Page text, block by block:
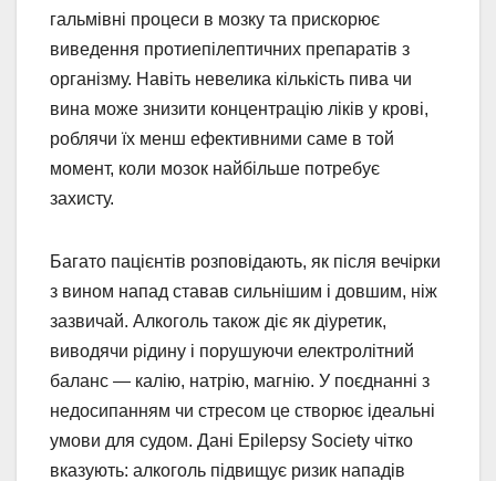
гальмівні процеси в мозку та прискорює
виведення протиепілептичних препаратів з
організму. Навіть невелика кількість пива чи
вина може знизити концентрацію ліків у крові,
роблячи їх менш ефективними саме в той
момент, коли мозок найбільше потребує
захисту.
Багато пацієнтів розповідають, як після вечірки
з вином напад ставав сильнішим і довшим, ніж
зазвичай. Алкоголь також діє як діуретик,
виводячи рідину і порушуючи електролітний
баланс — калію, натрію, магнію. У поєднанні з
недосипанням чи стресом це створює ідеальні
умови для судом. Дані Epilepsy Society чітко
вказують: алкоголь підвищує ризик нападів